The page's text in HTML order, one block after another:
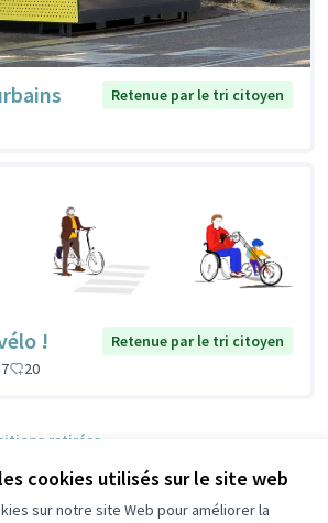
cookies utilisés sur le site web
sur notre site Web pour améliorer la
Retenue par le tri citoyen
!
Retenue par le tri citoyen
7 20
retirées